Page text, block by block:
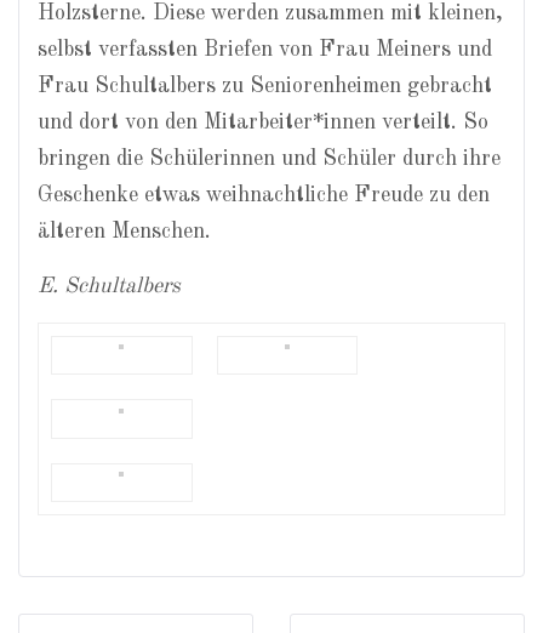
Holzsterne. Diese werden zusammen mit kleinen,
selbst verfassten Briefen von Frau Meiners und
Frau Schultalbers zu Seniorenheimen gebracht
und dort von den Mitarbeiter*innen verteilt. So
bringen die Schülerinnen und Schüler durch ihre
Geschenke etwas weihnachtliche Freude zu den
älteren Menschen.
E. Schultalbers